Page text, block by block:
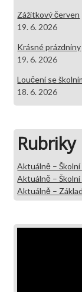
Zážitkový červen
19. 6. 2026
Krásné prázdniny
19. 6. 2026
Loučení se
18. 6. 2026
Rubriky
Aktuálně – Školní
Aktuálně – Školní
Aktuálně –